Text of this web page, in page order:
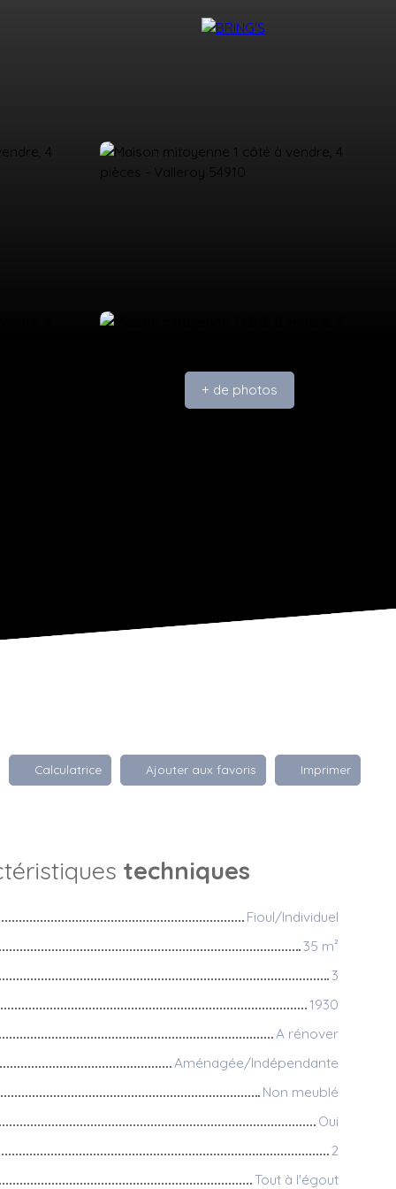
+ de photos
Calculatrice Ajouter aux favoris Imprimer
techniques
Fioul/Individuel
35 m²
3
1930
A rénover
Aménagée/Indépendante
Non meublé
Oui
2
Tout à l'égout